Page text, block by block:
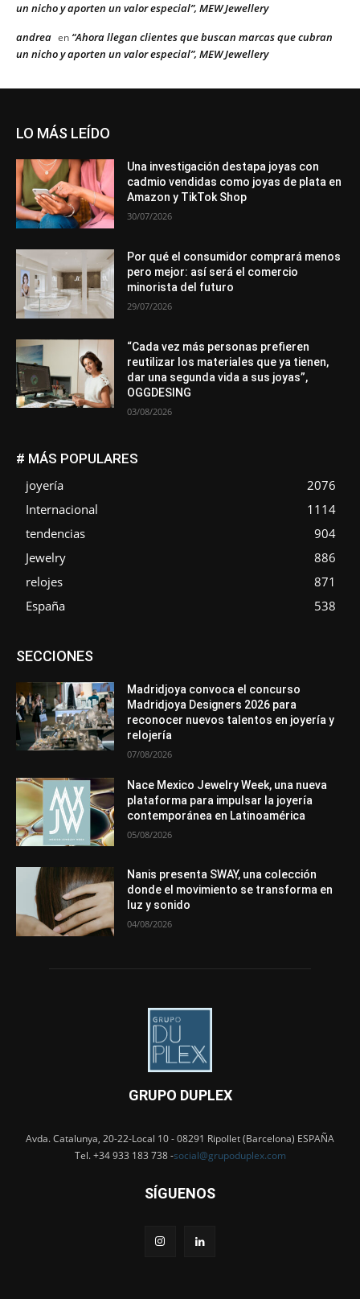
un nicho y aporten un valor especial”, MEW Jewellery
andrea en “Ahora llegan clientes que buscan marcas que cubran
un nicho y aporten un valor especial”, MEW Jewellery
LO MÁS LEÍDO
Una investigación destapa joyas con
cadmio vendidas como joyas de plata en
Amazon y TikTok Shop
30/07/2026
Por qué el consumidor comprará menos
pero mejor: así será el comercio
minorista del futuro
29/07/2026
“Cada vez más personas prefieren
reutilizar los materiales que ya tienen,
dar una segunda vida a sus joyas”,
OGGDESING
03/08/2026
# MÁS POPULARES
joyería
2076
Internacional
1114
tendencias
904
Jewelry
886
relojes
871
España
538
SECCIONESAsociaciones
Entrevistas
Mundo Técnico
Novedades Opiniones
Perspectiva
Premios
Secciones Sin categoría
Más
Madridjoya convoca el concurso
Madridjoya Designers 2026 para
reconocer nuevos talentos en joyería y
relojería
07/08/2026
Nace Mexico Jewelry Week, una nueva
plataforma para impulsar la joyería
contemporánea en Latinoamérica
05/08/2026
Nanis presenta SWAY, una colección
donde el movimiento se transforma en
luz y sonido
04/08/2026
GRUPO DUPLEX
Avda. Catalunya, 20-22-Local 10 - 08291 Ripollet (Barcelona) ESPAÑA
Tel. +34 933 183 738 -social@grupoduplex.com
SÍGUENOS